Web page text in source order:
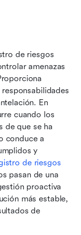
de riesgos
amenazas
En
cuando los
de que se ha
conduce a
y
de riesgos
pasan de una
proactiva
más estable,
de